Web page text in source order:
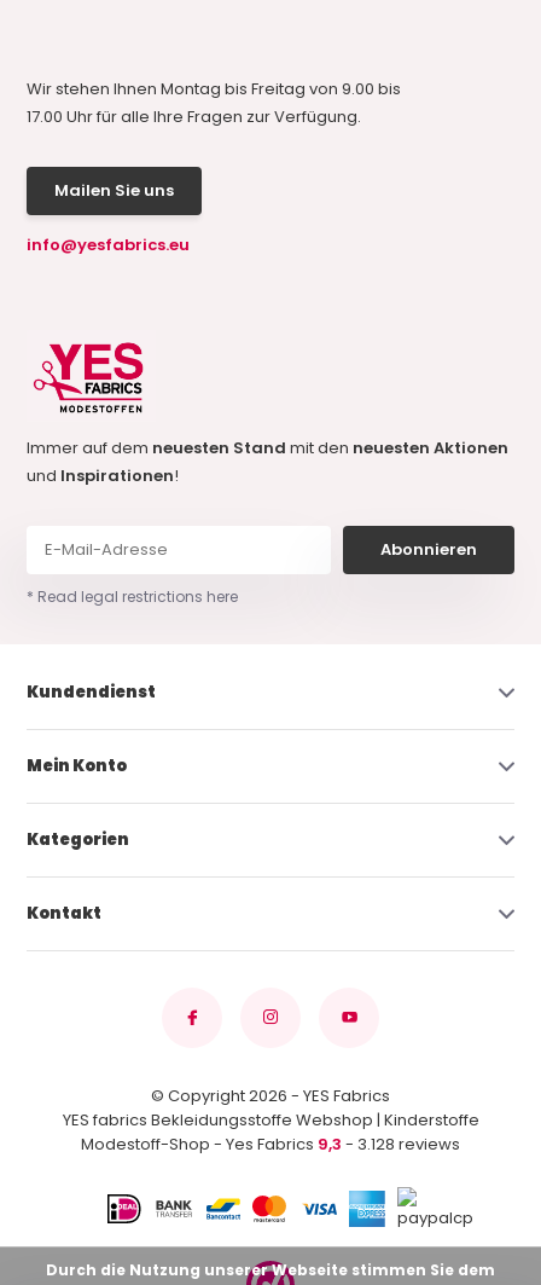
Wir stehen Ihnen Montag bis Freitag von 9.00 bis
17.00 Uhr für alle Ihre Fragen zur Verfügung.
Mailen Sie uns
info@yesfabrics.eu
Immer auf dem neuesten Standmit den neuesten Aktionen
und Inspirationen!
Abonnieren
* Read legal restrictions here
Kundendienst
Mein Konto
Kategorien
Kontakt
© Copyright 2026 - YES Fabrics
YES fabrics Bekleidungsstoffe Webshop | Kinderstoffe
Modestoff-Shop - Yes Fabrics 9,3 - 3.128 reviews
Durch die Nutzung unserer Webseite stimmen Sie dem